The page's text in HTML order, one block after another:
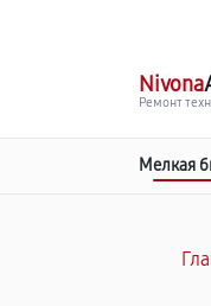
Nivona
Ремонт
Мелкая